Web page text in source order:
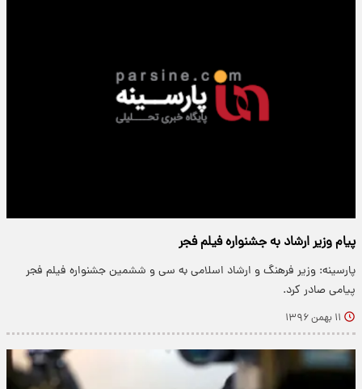
پیام وزیر ارشاد به جشنواره فیلم فجر
پارسینه: وزیر فرهنگ و ارشاد اسلامی به سی و ششمین جشنواره فیلم فجر
پیامی صادر کرد.
۱۱ بهمن ۱۳۹۶